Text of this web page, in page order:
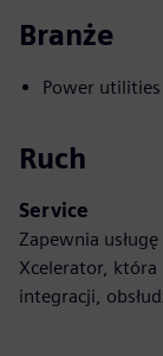
Branże
Power utilities
Ruch
Service
Zapewnia
Xcelerator,
integracji,